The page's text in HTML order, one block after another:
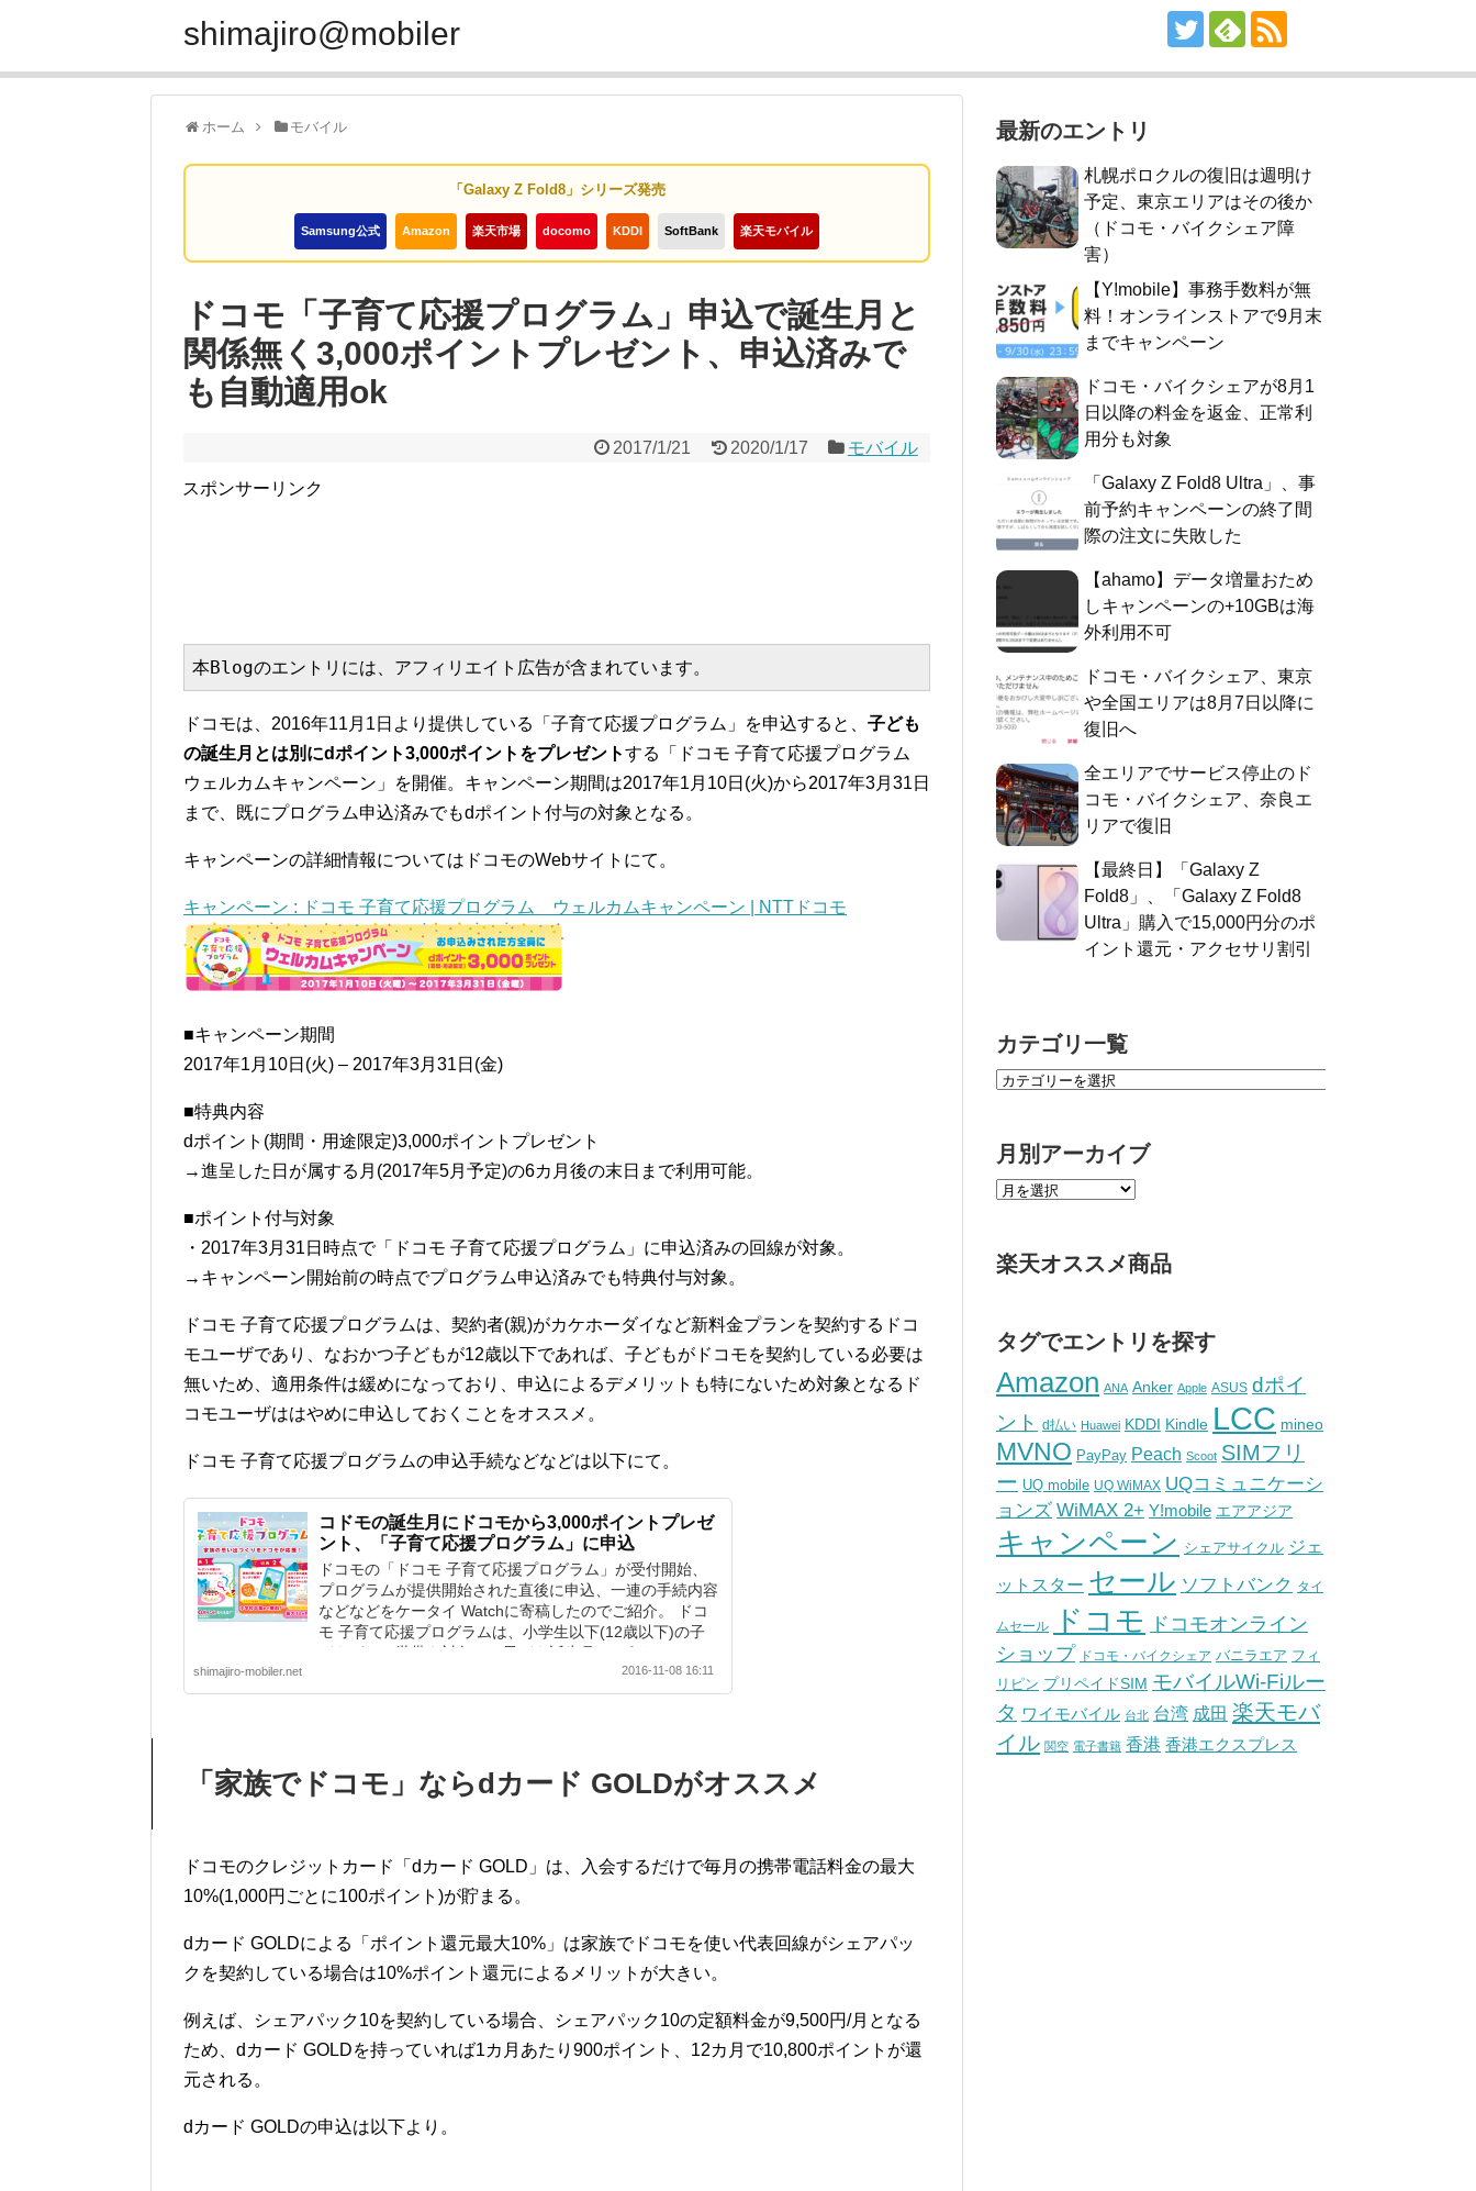
shimajiro@mobiler
ホーム モバイル
「Galaxy Z Fold8」シリーズ発売
Samsung公式 Amazon 楽天市場 docomo KDDI SoftBank 楽天モバイル
ドコモ「子育て応援プログラム」申込で誕生月と
関係無く3,000ポイントプレゼント、申込済みで
も自動適用ok
2017/1/21 2020/1/17 モバイル
スポンサーリンク
本Blogのエントリには、アフィリエイト広告が含まれています。
ドコモは、2016年11月1日より提供している「子育て応援プログラム」を申込すると、 子ども
の誕生月とは別にdポイント3,000ポイントをプレゼントする「ドコモ 子育て応援プログラム
ウェルカムキャンペーン」を開催。キャンペーン期間は2017年1月10日(火)から2017年3月31日
まで、既にプログラム申込済みでもdポイント付与の対象となる。
キャンペーンの詳細情報についてはドコモのWebサイトにて。
キャンペーン : ドコモ 子育て応援プログラム ウェルカムキャンペーン | NTTドコモ
■キャンペーン期間
2017年1月10日(火) – 2017年3月31日(金)
■特典内容
dポイント(期間・用途限定)3,000ポイントプレゼント
→進呈した日が属する月(2017年5月予定)の6カ月後の末日まで利用可能。
■ポイント付与対象
・2017年3月31日時点で「ドコモ 子育て応援プログラム」に申込済みの回線が対象。
→キャンペーン開始前の時点でプログラム申込済みでも特典付与対象。
ドコモ 子育て応援プログラムは、契約者(親)がカケホーダイなど新料金プランを契約するドコ
モユーザであり、なおかつ子どもが12歳以下であれば、子どもがドコモを契約している必要は
無いため、適用条件は緩めになっており、申込によるデメリットも特にないため対象となるド
コモユーザははやめに申込しておくことをオススメ。
ドコモ 子育て応援プログラムの申込手続などなどは以下にて。
コドモの誕生月にドコモから3,000ポイントプレゼ
ント、「子育て応援プログラム」に申込
ドコモの「ドコモ 子育て応援プログラム」が受付開始、
プログラムが提供開始された直後に申込、一連の手続内容
などなどをケータイ Watchに寄稿したのでご紹介。 ドコ
モ 子育て応援プログラムは、小学生以下(12歳以下)の子
どもがいる世帯を対象に、子ども誕生月にdポイント...
shimajiro-mobiler.net 2016-11-08 16:11
「家族でドコモ」ならdカード GOLDがオススメ
ドコモのクレジットカード「dカード GOLD」は、入会するだけで毎月の携帯電話料金の最大
10%(1,000円ごとに100ポイント)が貯まる。
dカード GOLDによる「ポイント還元最大10%」は家族でドコモを使い代表回線がシェアパッ
クを契約している場合は10%ポイント還元によるメリットが大きい。
例えば、シェアパック10を契約している場合、シェアパック10の定額料金が9,500円/月となる
ため、dカード GOLDを持っていれば1カ月あたり900ポイント、12カ月で10,800ポイントが還
元される。
dカード GOLDの申込は以下より。
最新のエントリ
札幌ポロクルの復旧は週明け
予定、東京エリアはその後か
（ドコモ・バイクシェア障
害）
【Y!mobile】事務手数料が無
料！オンラインストアで9月末
までキャンペーン
ドコモ・バイクシェアが8月1
日以降の料金を返金、正常利
用分も対象
「Galaxy Z Fold8 Ultra」、事
前予約キャンペーンの終了間
際の注文に失敗した
【ahamo】データ増量おため
しキャンペーンの+10GBは海
外利用不可
ドコモ・バイクシェア、東京
や全国エリアは8月7日以降に
復旧へ
全エリアでサービス停止のド
コモ・バイクシェア、奈良エ
リアで復旧
【最終日】「Galaxy Z
Fold8」、「Galaxy Z Fold8
Ultra」購入で15,000円分のポ
イント還元・アクセサリ割引
カテゴリ一覧
月別アーカイブ
楽天オススメ商品
タグでエントリを探す
Amazon ANA Anker Apple ASUS dポイ
ント
d払い Huawei KDDI Kindle LCC mineo
MVNO PayPay Peach Scoot SIMフリ
ー UQ mobile UQ WiMAX UQコミュニケーシ
ョンズ WiMAX 2+ Y!mobile エアアジア
キャンペーン シェアサイクル ジェ
ットスター セール ソフトバンク タイ
ムセール ドコモ
ドコモオンライン
ショップ ドコモ・バイクシェア バニラエア フィ
リピン プリペイドSIM モバイルWi-Fiルー
タ ワイモバイル 台北 台湾 成田 楽天モバ
イル 関空 電子書籍 香港 香港エクスプレス